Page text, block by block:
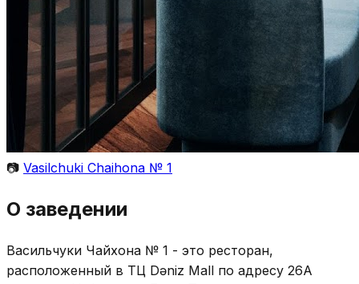
📷 Vasilchuki Chaihona № 1
О заведении
Васильчуки Чайхона № 1 - это ресторан,
расположенный в ТЦ Dəniz Mall по адресу 26А